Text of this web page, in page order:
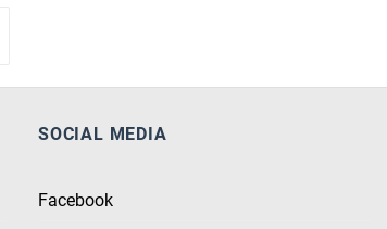
SOCIAL MEDIA
Facebook